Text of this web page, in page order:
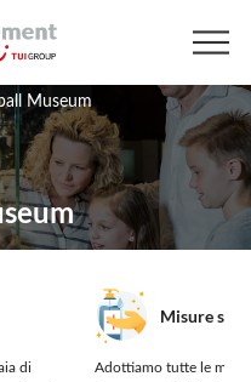
Museum
di
Misure
Adottiamo tutte le